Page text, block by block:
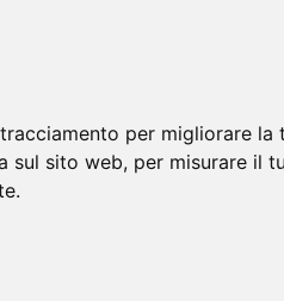
per migliorare la
sul sito web, per misurare il
.